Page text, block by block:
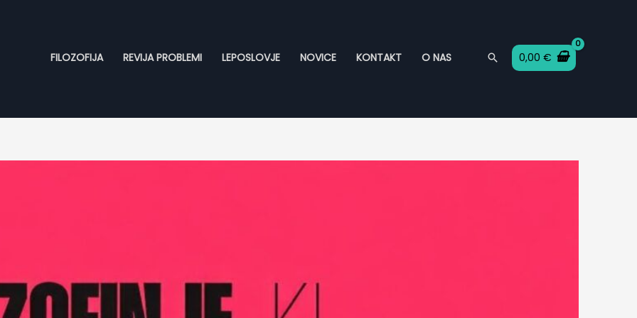
FILOZOFIJA REVIJA PROBLEMI LEPOSLOVJE NOVICE KONTAKT O NAS SEARCH
0,00 €